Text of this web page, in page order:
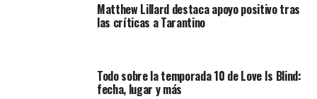
Matthew Lillard destaca apoyo positivo tras
las críticas a Tarantino
Todo sobre la temporada 10 de Love Is Blind:
fecha, lugar y más